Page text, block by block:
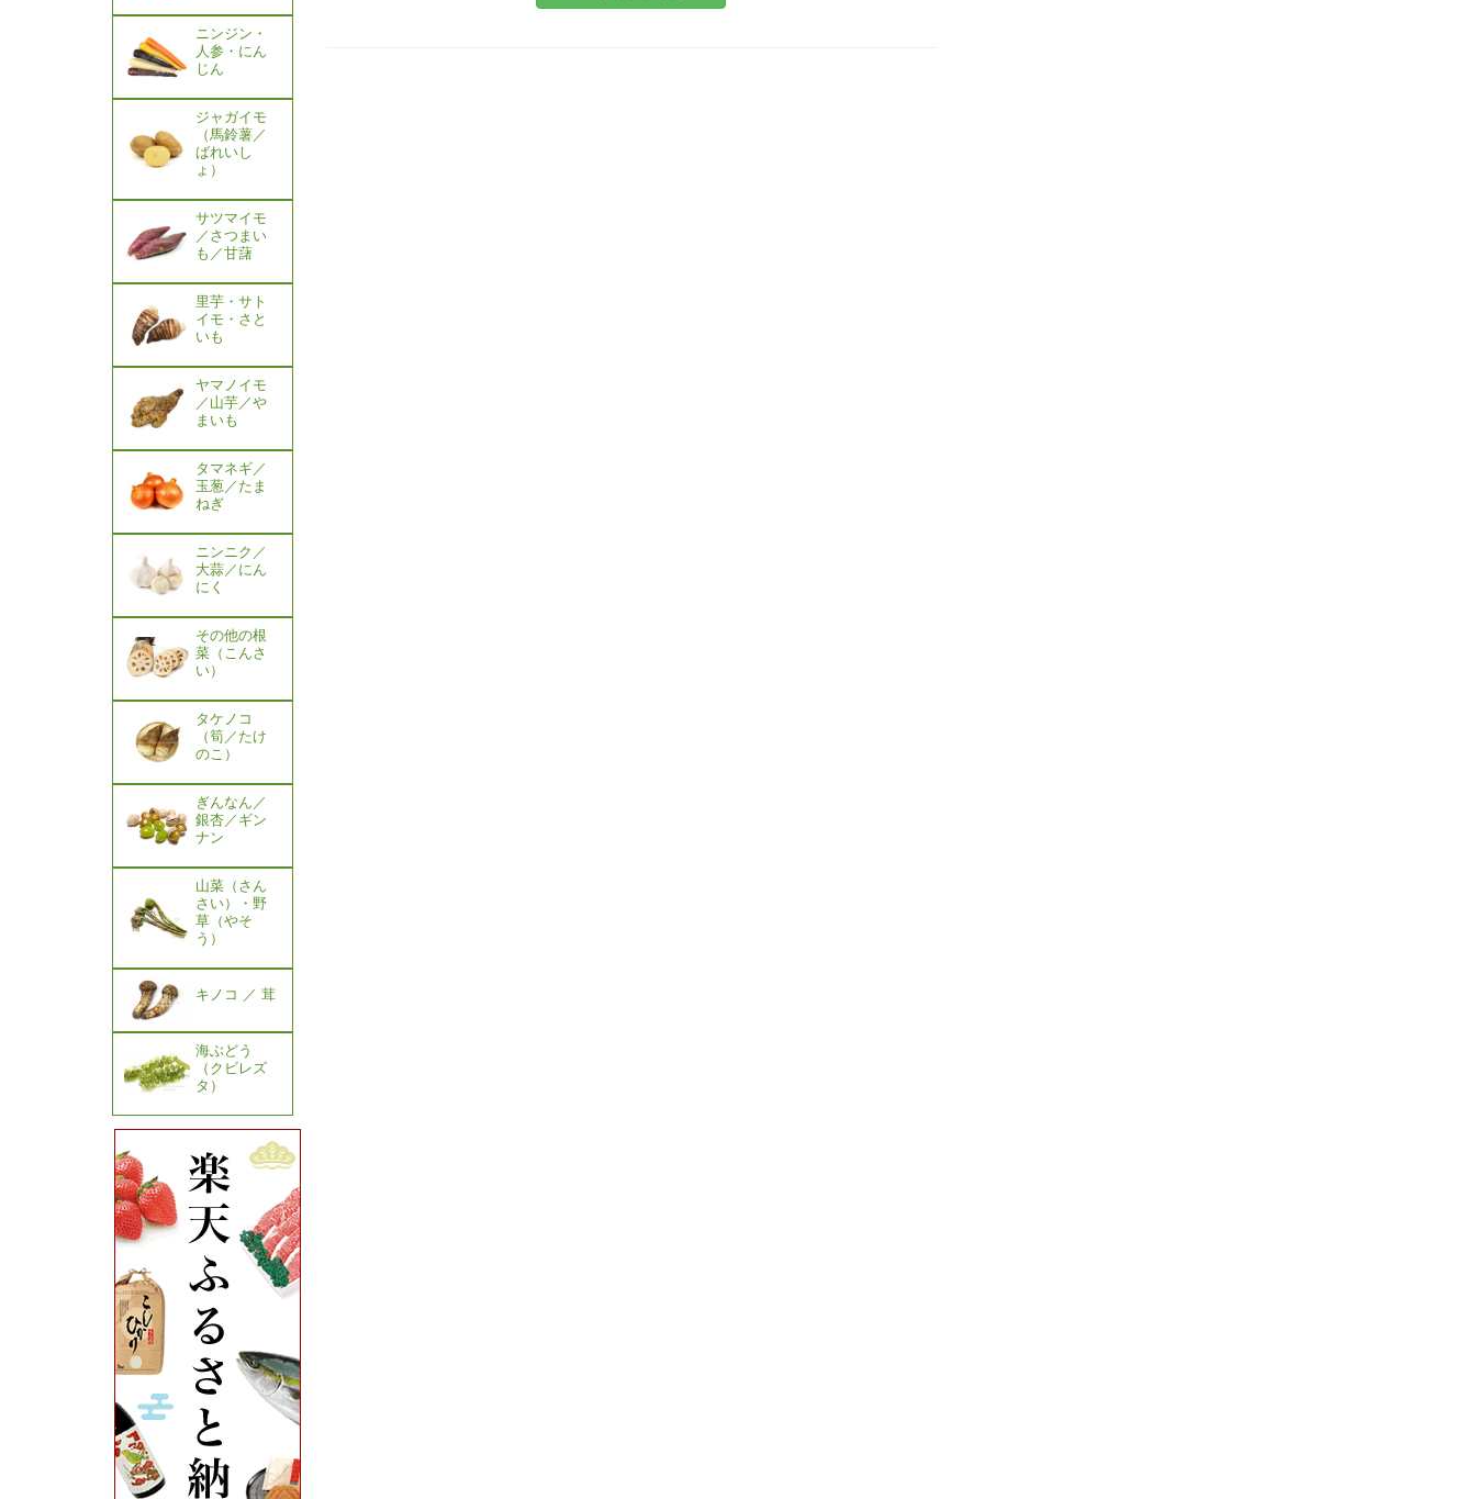
ニンジン・
人参・にん
じん
ジャガイモ
（馬鈴薯／
ばれいし
ょ）
サツマイモ
／さつまい
も／甘藷
里芋・サト
イモ・さと
いも
ヤマノイモ
／山芋／や
まいも
タマネギ／
玉葱／たま
ねぎ
ニンニク／
大蒜／にん
にく
その他の根
菜（こんさ
い）
タケノコ
（筍／たけ
のこ）
ぎんなん／
銀杏／ギン
ナン
山菜（さん
さい）・野
草（やそ
う）
キノコ ／ 茸
海ぶどう
（クビレズ
タ）